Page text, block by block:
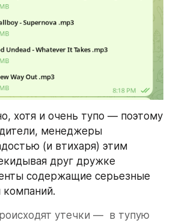
хотя и очень тупо — поэтому
менеджеры
(и втихаря) этим
содержащие серьезные
компаний.
утечки —  в тупую